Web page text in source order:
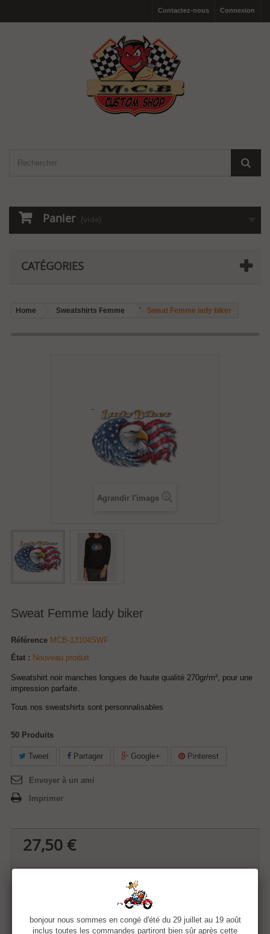
Connexion
Contactez-nous
Panier (vide)
CATÉGORIES
Home Sweatshirts Femme Sweat Femme lady biker
Agrandir l'image
Sweat Femme lady biker
Référence MCB-13104SWF
État : Nouveau produit
Sweatshirt noir manches longues de haute qualité 270gr/m², pour une
impression parfaite.
Tous nos sweatshirts sont personnalisables
50 Produits
Tweet Partager Google+ Pinterest
Envoyer à un ami
Imprimer
27,50 €
Taille
bonjour nous sommes en congé d'été du 29 juillet au 19 août
inclus toutes les commandes partiront bien sûr après cette